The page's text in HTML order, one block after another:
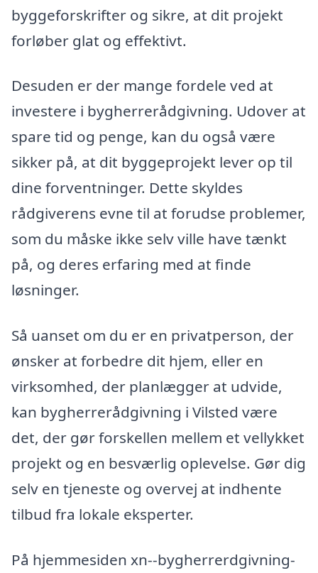
byggeforskrifter og sikre, at dit projekt
forløber glat og effektivt.
Desuden er der mange fordele ved at
investere i bygherrerådgivning. Udover at
spare tid og penge, kan du også være
sikker på, at dit byggeprojekt lever op til
dine forventninger. Dette skyldes
rådgiverens evne til at forudse problemer,
som du måske ikke selv ville have tænkt
på, og deres erfaring med at finde
løsninger.
Så uanset om du er en privatperson, der
ønsker at forbedre dit hjem, eller en
virksomhed, der planlægger at udvide,
kan bygherrerådgivning i Vilsted være
det, der gør forskellen mellem et vellykket
projekt og en besværlig oplevelse. Gør dig
selv en tjeneste og overvej at indhente
tilbud fra lokale eksperter.
På hjemmesiden xn--bygherrerdgivning-